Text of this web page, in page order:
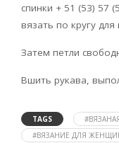
спинки + 51 (53) 57
вязать по кругу
Затем петли
Вшить рукава,
TAGS
#ВЯЗАНИЕ ДЛЯ